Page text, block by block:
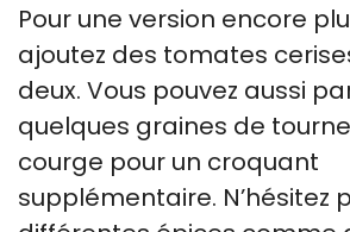
Pour une version encore
ajoutez des tomates
deux. Vous pouvez aussi
quelques graines de
courge pour un croquant
supplémentaire. N’hésitez